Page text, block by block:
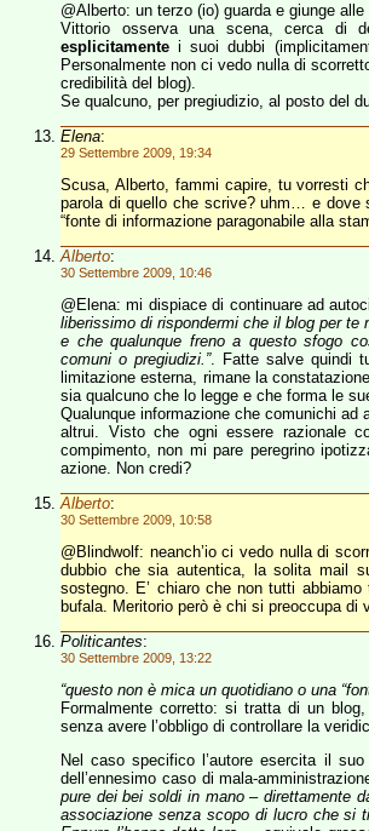
@Alberto: un terzo (io) guarda e giunge
Vittorio osserva una scena, cerca di
esplicitamente i suoi dubbi
Personalmente non ci vedo nulla di
credibilità del blog).
Se qualcuno, per pregiudizio, al posto del
Elena:
29 Settembre 2009, 19:34
Scusa, Alberto, fammi capire, tu vorresti
parola di quello che scrive? uhm… e dove
“fonte di informazione paragonabile alla
Alberto:
30 Settembre 2009, 10:46
@Elena: mi dispiace di continuare ad
liberissimo di rispondermi che il blog per
e che qualunque freno a questo sfogo
comuni o pregiudizi.”. Fatte salve quindi
limitazione esterna, rimane la
sia qualcuno che lo legge e che forma le
Qualunque informazione che comunichi
altrui. Visto che ogni essere razionale
compimento, non mi pare peregrino
azione. Non credi?
Alberto:
30 Settembre 2009, 10:58
@Blindwolf: neanch’io ci vedo nulla di
dubbio che sia autentica, la solita mail
sostegno. E’ chiaro che non tutti
bufala. Meritorio però è chi si preoccupa
Politicantes:
30 Settembre 2009, 13:22
“questo non è mica un quotidiano o una
Formalmente corretto: si tratta di un
senza avere l’obbligo di controllare la
Nel caso specifico l’autore esercita il
dell’ennesimo caso di mala-
pure dei bei soldi in mano – direttamente
associazione senza scopo di lucro che si